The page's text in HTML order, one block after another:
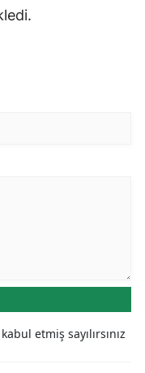
etmiş sayılırsınız